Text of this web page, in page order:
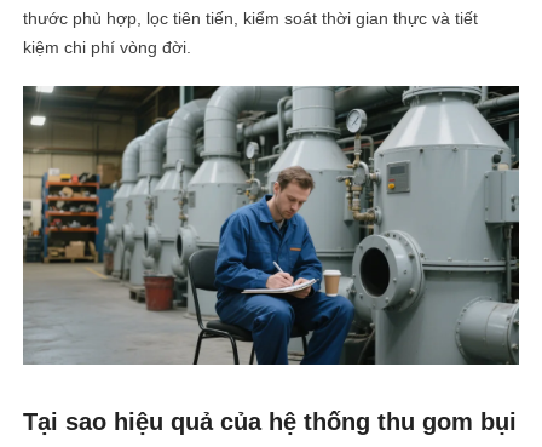
thước phù hợp, lọc tiên tiến, kiểm soát thời gian thực và tiết
kiệm chi phí vòng đời.
Tại sao hiệu quả của hệ thống thu gom bụi